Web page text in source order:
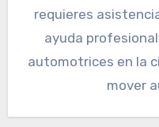
requieres
ayuda
automotrices en la
mover